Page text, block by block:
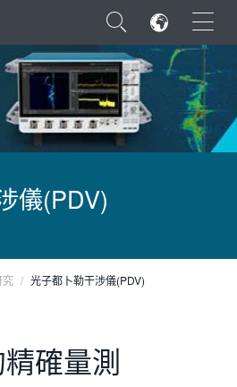
×
儀(PDV)
究 光子都卜勒干涉儀(PDV)
確量測